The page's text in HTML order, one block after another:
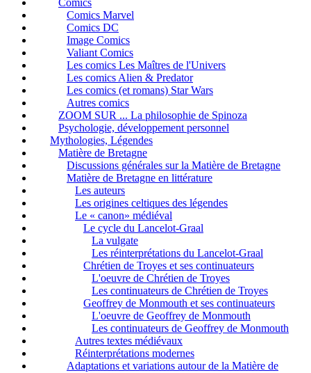
Comics
Comics Marvel
Comics DC
Image Comics
Valiant Comics
Les comics Les Maîtres de l'Univers
Les comics Alien & Predator
Les comics (et romans) Star Wars
Autres comics
ZOOM SUR ... La philosophie de Spinoza
Psychologie, développement personnel
Mythologies, Légendes
Matière de Bretagne
Discussions générales sur la Matière de Bretagne
Matière de Bretagne en littérature
Les auteurs
Les origines celtiques des légendes
Le « canon» médiéval
Le cycle du Lancelot-Graal
La vulgate
Les réinterprétations du Lancelot-Graal
Chrétien de Troyes et ses continuateurs
L'oeuvre de Chrétien de Troyes
Les continuateurs de Chrétien de Troyes
Geoffrey de Monmouth et ses continuateurs
L'oeuvre de Geoffrey de Monmouth
Les continuateurs de Geoffrey de Monmouth
Autres textes médiévaux
Réinterprétations modernes
Adaptations et variations autour de la Matière de